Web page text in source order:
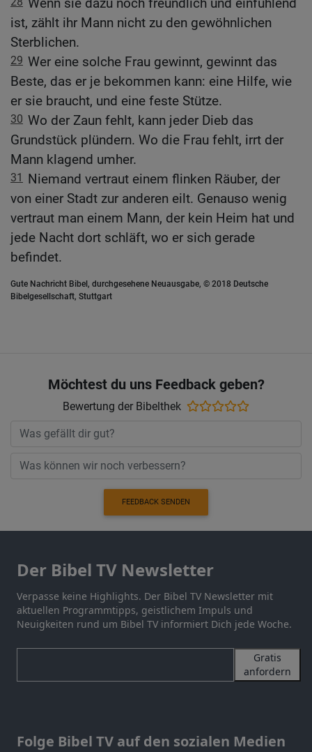
Wenn sie dazu noch freundlich und einfühlend
ist, zählt ihr Mann nicht zu den gewöhnlichen
Sterblichen.
29 Wer eine solche Frau gewinnt, gewinnt das
Beste, das er je bekommen kann: eine Hilfe, wie
er sie braucht, und eine feste Stütze.
30 Wo der Zaun fehlt, kann jeder Dieb das
Grundstück plündern. Wo die Frau fehlt, irrt der
Mann klagend umher.
31
Niemand vertraut einem flinken Räuber, der
von einer Stadt zur anderen eilt. Genauso wenig
vertraut man einem Mann, der kein Heim hat und
jede Nacht dort schläft, wo er sich gerade
befindet.
Gute Nachricht Bibel, durchgesehene Neuausgabe, © 2018 Deutsche
Bibelgesellschaft, Stuttgart
Möchtest du uns Feedback geben?
Bewertung der Bibelthek
FEEDBACK SENDEN
Der Bibel TV Newsletter
Verpasse keine Highlights. Der Bibel TV Newsletter mit
aktuellen Programmtipps, geistlichem Impuls und
Neuigkeiten rund um Bibel TV informiert Dich jede Woche.
Gratis
anfordern
Folge Bibel TV auf den sozialen Medien